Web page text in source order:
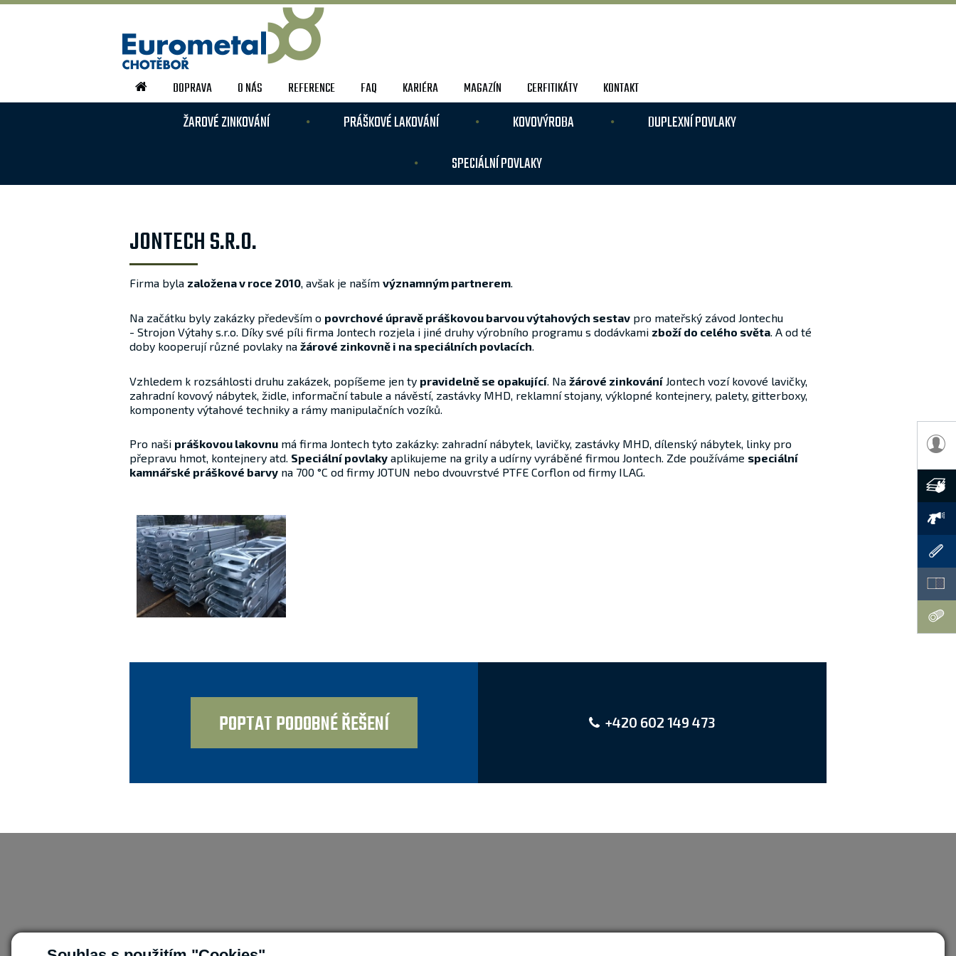
DOPRAVA O NÁS REFERENCE FAQ KARIÉRA MAGAZÍN CERFITIKÁTY KONTAKT
ŽAROVÉ ZINKOVÁNÍ PRÁŠKOVÉ LAKOVÁNÍ KOVOVÝROBA
DUPLEXNÍ POVLAKY
SPECIÁLNÍ POVLAKY
JONTECH S.R.O.
Firma byla založena v roce 2010, avšak je naším významným partnerem.
Na začátku byly zakázky především o povrchové úpravě práškovou barvou výtahových sestav pro mateřský závod Jontechu
- Strojon ­Výtahy s.r.o. Díky své píli firma Jontech rozjela i jiné druhy výrobního programu s dodávkami zboží do celého světa . A od té
doby kooperují různé povlaky na žárové zinkovně i na speciálních povlacích
Vzhledem k rozsáhlosti druhu zakázek, popíšeme jen ty pravidelně se opakující . Na žárové zinkování Jontech vozí kovové lavičky,
zahradní kovový nábytek, židle, informační tabule a návěstí, zastávky MHD, reklamní stojany, výklopné kontejnery, palety, gitterboxy,
komponenty výtahové techniky a rámy manipulačních vozíků.
Pro naši práškovou lakovnu má firma Jontech tyto zakázky: zahradní nábytek, lavičky, zastávky MHD, dílenský nábytek, linky pro
přepravu hmot, kontejnery atd. Speciální povlaky aplikujeme na grily a udírny vyráběné firmou Jontech. Zde používáme speciální
kamnářské práškové barvy na 700 °C od firmy JOTUN nebo dvouvrstvé PTFE ­Corflon od firmy ILAG.
POPTAT PODOBNÉ ŘEŠENÍ +420 602 149 473